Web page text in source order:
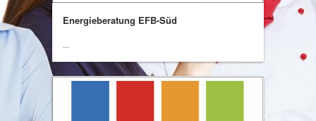
Energieberatung EFB-Süd
...